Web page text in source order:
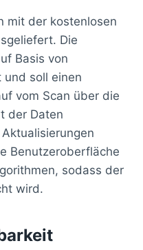
mit der kostenlosen
Die
Basis von
soll einen
vom Scan über die
der Daten
Benutzeroberfläche
sodass der
wird.